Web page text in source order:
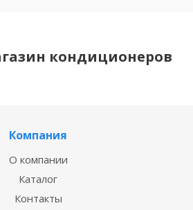
кондиционеров
Компания
О компании
Каталог
Контакты